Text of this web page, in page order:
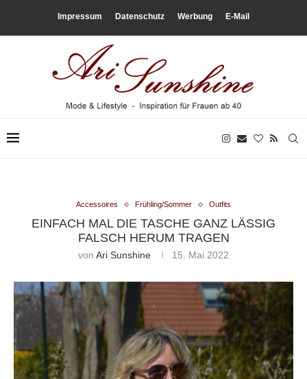
Impressum Datenschutz Werbung E-Mail
Accessoires Frühling/Sommer Outfits
EINFACH MAL DIE TASCHE GANZ LÄSSIG
FALSCH HERUM TRAGEN
von Ari Sunshine 15. Mai 2022